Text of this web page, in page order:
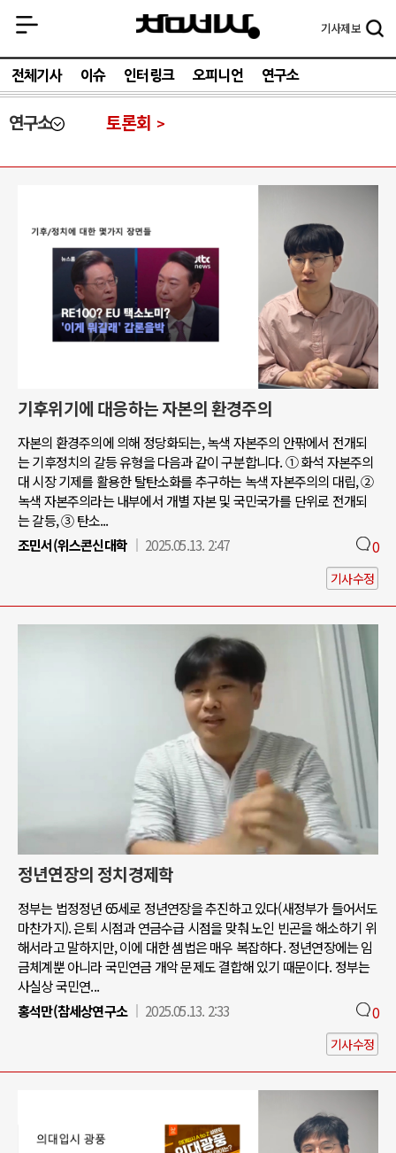
기사제보
전체기사 이슈 인터링크 오피니언 연구소
연구소 토론회
기후위기에 대응하는 자본의 환경주의
자본의 환경주의에 의해 정당화되는, 녹색 자본주의 안팎에서 전개되
는 기후정치의 갈등 유형을 다음과 같이 구분합니다. ① 화석 자본주의
대 시장 기제를 활용한 탈탄소화를 추구하는 녹색 자본주의의 대립, ②
녹색 자본주의라는 내부에서 개별 자본 및 국민국가를 단위로 전개되
는 갈등, ③ 탄소...
조민서(위스콘신대학
2025.05.13. 2:47 0
기사수정
정년연장의 정치경제학
정부는 법정정년 65세로 정년연장을 추진하고 있다(새정부가 들어서도
마찬가지). 은퇴 시점과 연금수급 시점을 맞춰 노인 빈곤을 해소하기 위
해서라고 말하지만, 이에 대한 셈법은 매우 복잡하다. 정년연장에는 임
금체계뿐 아니라 국민연금 개악 문제도 결합해 있기 때문이다. 정부는
사실상 국민연...
홍석만(참세상연구소
2025.05.13. 2:33 0
기사수정